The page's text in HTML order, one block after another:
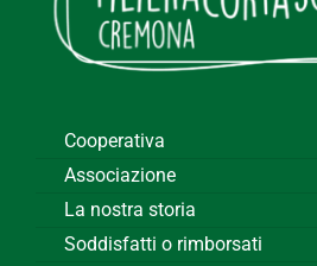
Cooperativa
Associazione
La nostra storia
Soddisfatti o rimborsati